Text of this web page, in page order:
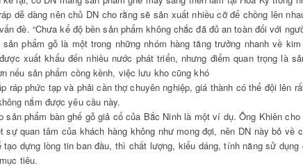
dễ dàng nên chủ DN cho rằng sẽ sản xuất nhiều cỡ để chồng lên
đề. “Chưa kể độ bền sản phẩm không chắc đã đủ an toàn đối với
sản phẩm gỗ là một trong những nhóm hàng tăng trưởng nhanh về
xuất khẩu đến nhiều nước phát triển, nhưng điểm quan trọng là
nếu sản phẩm cồng kềnh, việc lưu kho cũng khó
ráp phức tạp và phải cần thợ chuyên nghiệp, giá thành có thể đội lên
nắm được yêu cầu này.
sản phẩm bàn ghế gỗ giả cổ của Bắc Ninh là một ví dụ. Ông Khiên
sự quan tâm của khách hàng không như mong đợi, nên DN này bỏ
tạo dựng lòng tin ban đầu, thì chất lượng, kiểu dáng, tính năng sử
tiêu.